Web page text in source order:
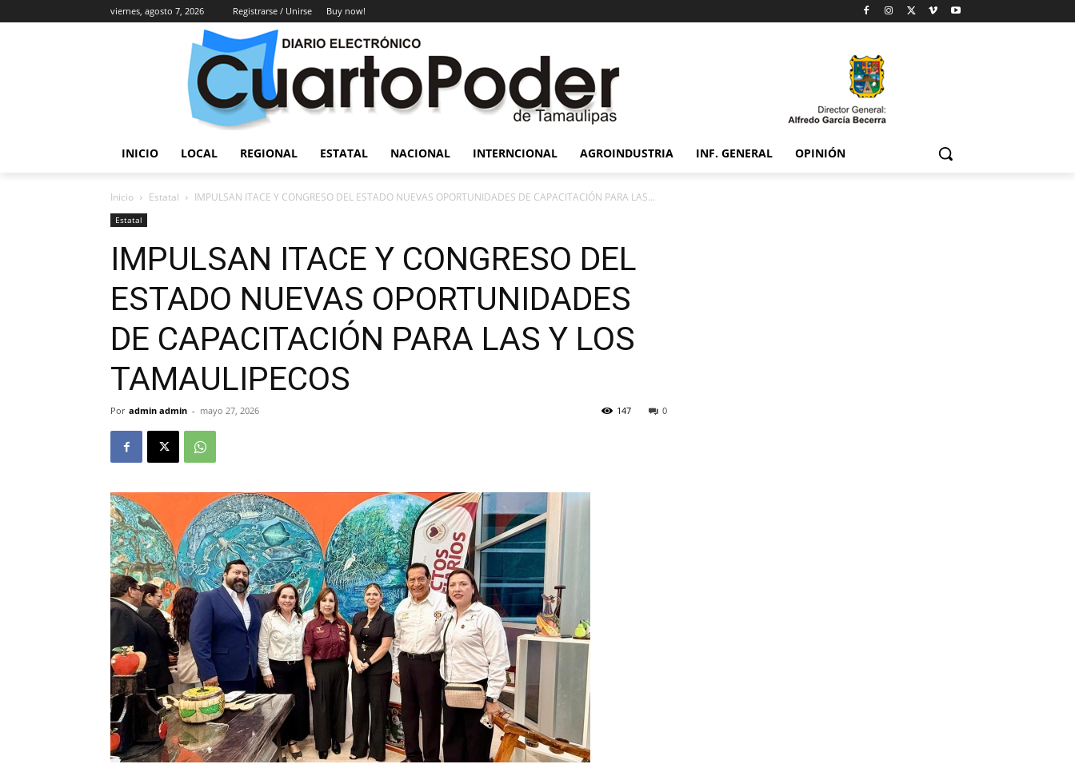
viernes, agosto 7, 2026 Registrarse / Unirse Buy now!
INICIO LOCAL REGIONAL ESTATAL NACIONAL INTERNCIONAL AGROINDUSTRIA INF. GENERAL OPINIÓN
Inicio Estatal IMPULSAN ITACE Y CONGRESO DEL ESTADO NUEVAS OPORTUNIDADES DE CAPACITACIÓN PARA LAS...
Estatal
IMPULSAN ITACE Y CONGRESO DEL
ESTADO NUEVAS OPORTUNIDADES
DE CAPACITACIÓN PARA LAS Y LOS
TAMAULIPECOS
Por admin admin - mayo 27, 2026 0
147